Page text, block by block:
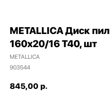
METALLICA Диск
160х20/16 Т40, шт
METALLICA
903544
845,00 р.